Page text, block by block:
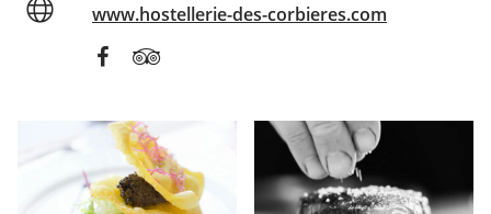
www.hostellerie-des-corbieres.com